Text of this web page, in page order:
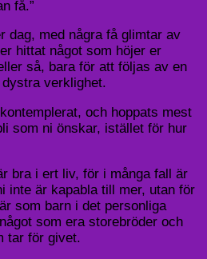
få.”
dag, med några få glimtar av
hittat något som höjer er
så, bara för att följas av en
verklighet.
och hoppats mest
som ni önskar, istället för hur
bra i ert liv, för i många fall är
inte är kapabla till mer, utan för
som barn i det personliga
som era storebröder och
tar för givet.